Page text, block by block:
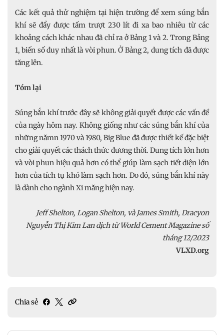
Các kết quả thử nghiệm tại hiện trường để xem súng bắn
khí sẽ đẩy được tấm trượt 230 lít đi xa bao nhiêu từ các
khoảng cách khác nhau đã chỉ ra ở Bảng 1 và 2. Trong Bảng
1, biến số duy nhất là vòi phun. Ở Bảng 2, dung tích đã được
tăng lên.
Tóm lại
Súng bắn khí trước đây sẽ không giải quyết được các vấn đề
của ngày hôm nay. Không giống như các súng bắn khí của
những nămn 1970 và 1980, Big Blue đã được thiết kế đặc biệt
cho giải quyết các thách thức đương thời. Dung tích lớn hơn
và vòi phun hiệu quả hơn có thể giúp làm sạch tiết diện lớn
hơn của tích tụ khó làm sạch hơn. Do đó, súng bắn khí này
là dành cho ngành Xi măng hiện nay.
Jeff Shelton, Logan Shelton, và James Smith, Dracyon
Nguyễn Thị Kim Lan dịch từ World Cement Magazine​ số
tháng 12/2023
VLXD.org
Chia sẻ